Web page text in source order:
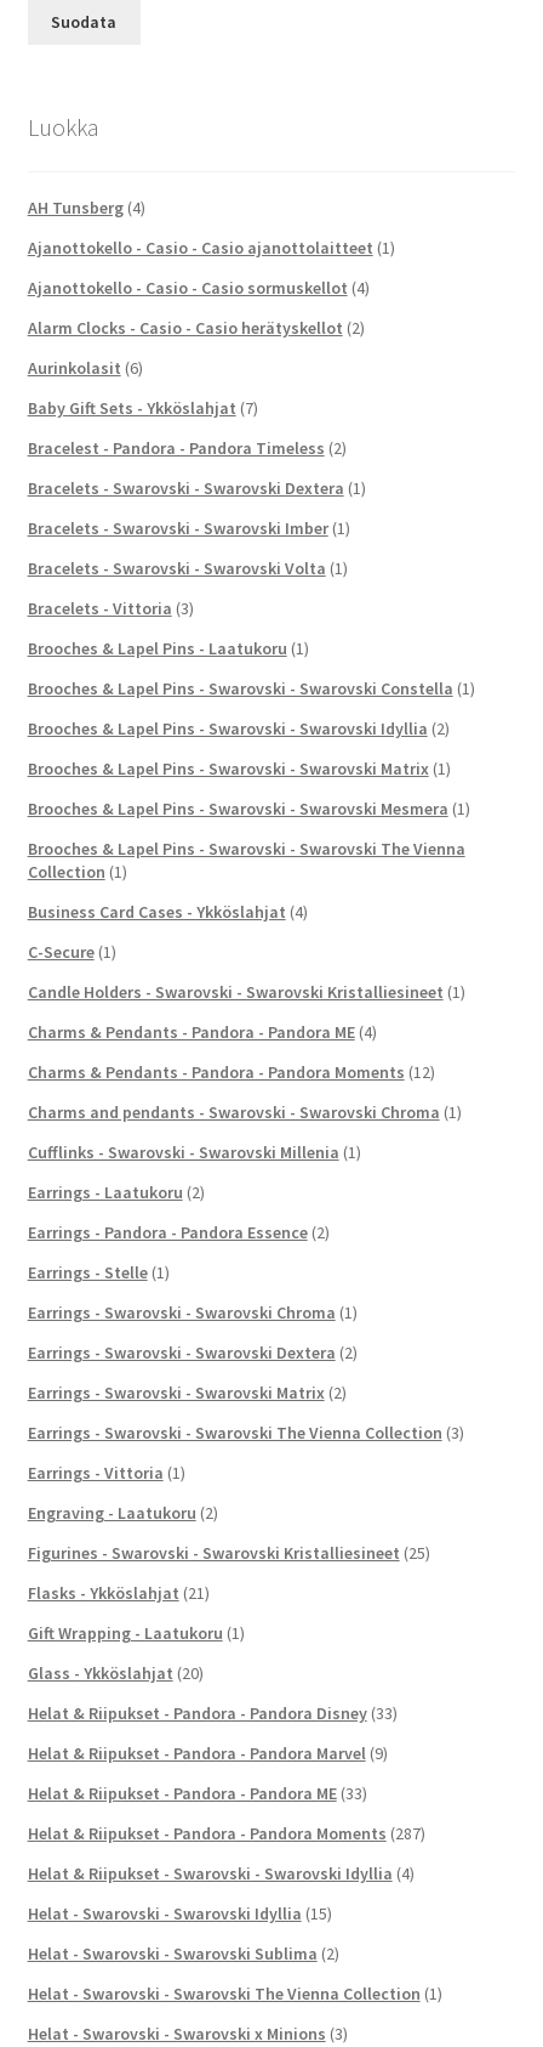
Suodata
Luokka
AH Tunsberg (4)
Ajanottokello - Casio - Casio ajanottolaitteet (1)
Ajanottokello - Casio - Casio sormuskellot (4)
Alarm Clocks - Casio - Casio herätyskellot (2)
Aurinkolasit (6)
Baby Gift Sets - Ykköslahjat (7)
Bracelest - Pandora - Pandora Timeless (2)
Bracelets - Swarovski - Swarovski Dextera (1)
Bracelets - Swarovski - Swarovski Imber (1)
Bracelets - Swarovski - Swarovski Volta (1)
Bracelets - Vittoria (3)
Brooches & Lapel Pins - Laatukoru (1)
Brooches & Lapel Pins - Swarovski - Swarovski Constella (1)
Brooches & Lapel Pins - Swarovski - Swarovski Idyllia (2)
Brooches & Lapel Pins - Swarovski - Swarovski Matrix (1)
Brooches & Lapel Pins - Swarovski - Swarovski Mesmera (1)
Brooches & Lapel Pins - Swarovski - Swarovski The Vienna
Collection (1)
Business Card Cases - Ykköslahjat (4)
C-Secure (1)
Candle Holders - Swarovski - Swarovski Kristalliesineet (1)
Charms & Pendants - Pandora - Pandora ME (4)
Charms & Pendants - Pandora - Pandora Moments (12)
Charms and pendants - Swarovski - Swarovski Chroma (1)
Cufflinks - Swarovski - Swarovski Millenia (1)
Earrings - Laatukoru (2)
Earrings - Pandora - Pandora Essence (2)
Earrings - Stelle (1)
Earrings - Swarovski - Swarovski Chroma (1)
Earrings - Swarovski - Swarovski Dextera (2)
Earrings - Swarovski - Swarovski Matrix (2)
Earrings - Swarovski - Swarovski The Vienna Collection (3)
Earrings - Vittoria (1)
Engraving - Laatukoru (2)
Figurines - Swarovski - Swarovski Kristalliesineet (25)
Flasks - Ykköslahjat (21)
Gift Wrapping - Laatukoru (1)
Glass - Ykköslahjat (20)
Helat & Riipukset - Pandora - Pandora Disney (33)
Helat & Riipukset - Pandora - Pandora Marvel (9)
Helat & Riipukset - Pandora - Pandora ME (33)
Helat & Riipukset - Pandora - Pandora Moments (287)
Helat & Riipukset - Swarovski - Swarovski Idyllia (4)
Helat - Swarovski - Swarovski Idyllia (15)
Helat - Swarovski - Swarovski Sublima (2)
Helat - Swarovski - Swarovski The Vienna Collection (1)
Helat - Swarovski - Swarovski x Minions (3)